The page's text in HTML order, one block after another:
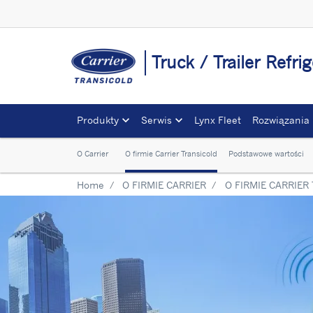
Truck / Trailer
Produkty Serwis Lynx Fleet Rozwiązania
O Carrier O firmie Carrier Transicold Podstawowe wartości
Home O FIRMIE CARRIER O FIRMIE